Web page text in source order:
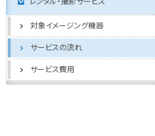
対象イメージング機器
サービスの流れ
サービス費用